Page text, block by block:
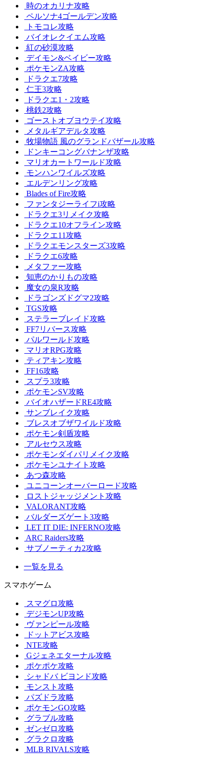
時のオカリナ攻略
ペルソナ4ゴールデン攻略
トモコレ攻略
バイオレクイエム攻略
紅の砂漠攻略
デイモン&ベイビー攻略
ポケモンZA攻略
ドラクエ7攻略
仁王3攻略
ドラクエ1・2攻略
桃鉄2攻略
ゴーストオブヨウテイ攻略
メタルギアデルタ攻略
牧場物語 風のグランドバザール攻略
ドンキーコングバナンザ攻略
マリオカートワールド攻略
モンハンワイルズ攻略
エルデンリング攻略
Blades of Fire攻略
ファンタジーライフi攻略
ドラクエ3リメイク攻略
ドラクエ10オフライン攻略
ドラクエ11攻略
ドラクエモンスターズ3攻略
ドラクエ6攻略
メタファー攻略
知恵のかりもの攻略
魔女の泉R攻略
ドラゴンズドグマ2攻略
TGS攻略
ステラーブレイド攻略
FF7リバース攻略
パルワールド攻略
マリオRPG攻略
ティアキン攻略
FF16攻略
スプラ3攻略
ポケモンSV攻略
バイオハザードRE4攻略
サンブレイク攻略
ブレスオブザワイルド攻略
ポケモン剣盾攻略
アルセウス攻略
ポケモンダイパリメイク攻略
ポケモンユナイト攻略
あつ森攻略
ユニコーンオーバーロード攻略
ロストジャッジメント攻略
VALORANT攻略
バルダーズゲート3攻略
LET IT DIE: INFERNO攻略
ARC Raiders攻略
サブノーティカ2攻略
一覧を見る
スマホゲーム
スマグロ攻略
デジモンUP攻略
ヴァンピール攻略
ドットアビス攻略
NTE攻略
Gジェネエターナル攻略
ポケポケ攻略
シャドバ ビヨンド攻略
モンスト攻略
パズドラ攻略
ポケモンGO攻略
グラブル攻略
ゼンゼロ攻略
グラクロ攻略
MLB RIVALS攻略